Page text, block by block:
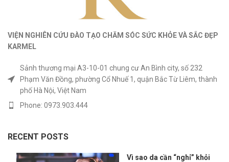
VIỆN NGHIÊN CỨU ĐÀO TẠO CHĂM SÓC SỨC KHỎEVÀSẮC ĐẸP
KARMEL
Sảnh thương mại A3-10-01 chung cư An Bình city, số 232
Phạm Văn Đồng, phường Cổ Nhuế 1, quận Bắc Từ Liêm, thành
phố Hà Nội, Việt Nam
Phone: 0973.903.444
RECENT POSTS
Vì sao da cần “nghỉ” khỏi